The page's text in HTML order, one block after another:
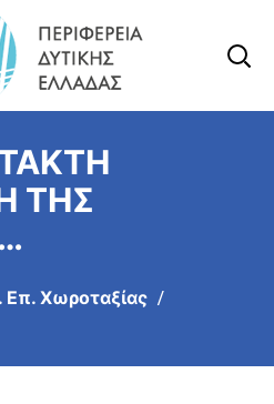
ΤΗΣ
ΕΝΕΡΓΕΙΑΣ
Επ. Χωροταξίας